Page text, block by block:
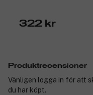
322 kr
Produktrecensioner
Vänligen logga in för att
du har köpt.